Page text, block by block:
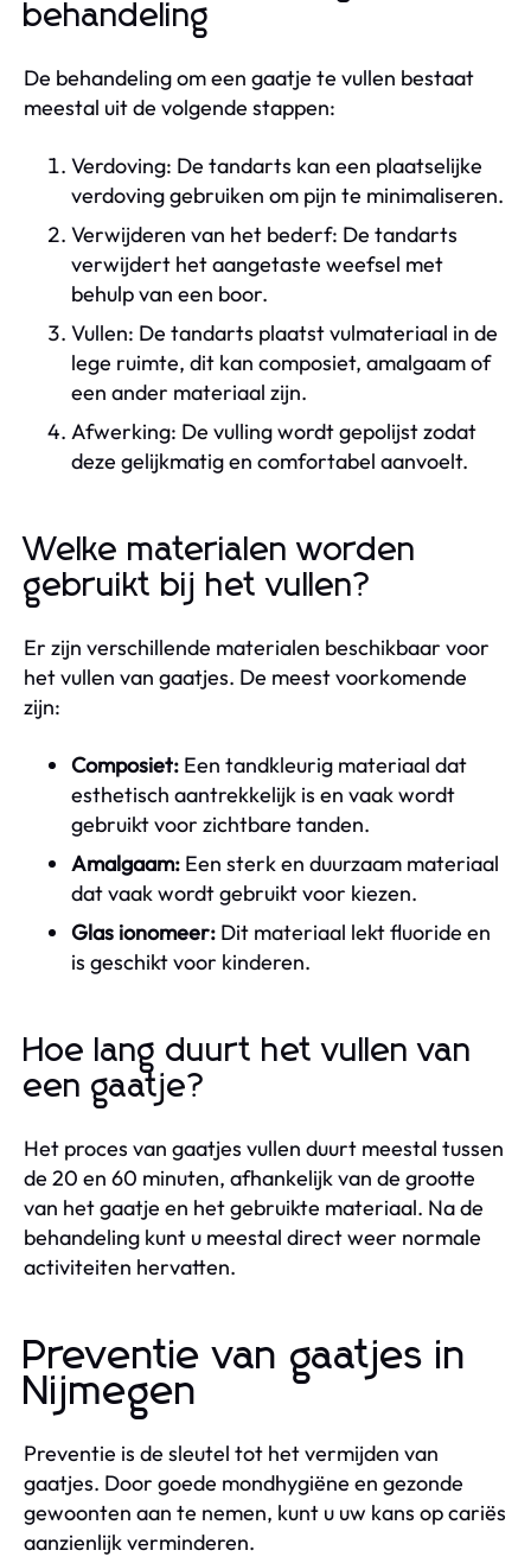
behandeling
De behandeling om een gaatje te vullen bestaat
meestal uit de volgende stappen:
Verdoving: De tandarts kan een plaatselijke
verdoving gebruiken om pijn te minimaliseren.
Verwijderen van het bederf: De tandarts
verwijdert het aangetaste weefsel met
behulp van een boor.
Vullen: De tandarts plaatst vulmateriaal in de
lege ruimte, dit kan composiet, amalgaam of
een ander materiaal zijn.
Afwerking: De vulling wordt gepolijst zodat
deze gelijkmatig en comfortabel aanvoelt.
Welke materialen worden
gebruikt bij het vullen?
Er zijn verschillende materialen beschikbaar voor
het vullen van gaatjes. De meest voorkomende
zijn:
Composiet: Een tandkleurig materiaal dat
esthetisch aantrekkelijk is en vaak wordt
gebruikt voor zichtbare tanden.
Amalgaam: Een sterk en duurzaam materiaal
dat vaak wordt gebruikt voor kiezen.
Glas ionomeer: Dit materiaal lekt fluoride en
is geschikt voor kinderen.
Hoe lang duurt het vullen van
een gaatje?
Het proces van gaatjes vullen duurt meestal tussen
de 20 en 60 minuten, afhankelijk van de grootte
van het gaatje en het gebruikte materiaal. Na de
behandeling kunt u meestal direct weer normale
activiteiten hervatten.
Preventie van gaatjes in
Nijmegen
Preventie is de sleutel tot het vermijden van
gaatjes. Door goede mondhygiëne en gezonde
gewoonten aan te nemen, kunt u uw kans op cariës
aanzienlijk verminderen.